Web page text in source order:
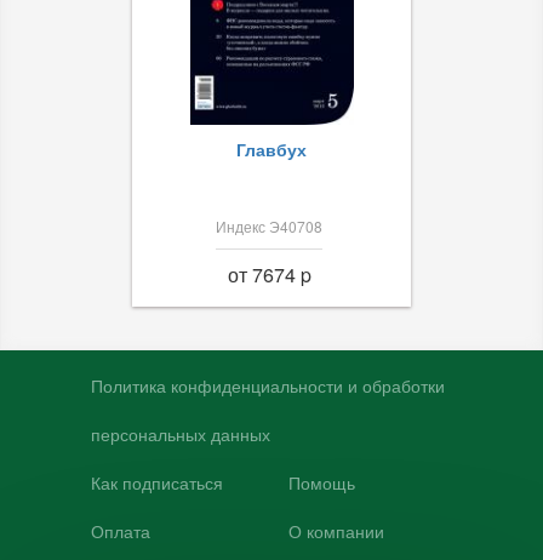
Главбух
Индекс Э40708
от 7674 p
Политика конфиденциальности и обработки
персональных данных
Как подписаться
Оплата
Помощь
О компании